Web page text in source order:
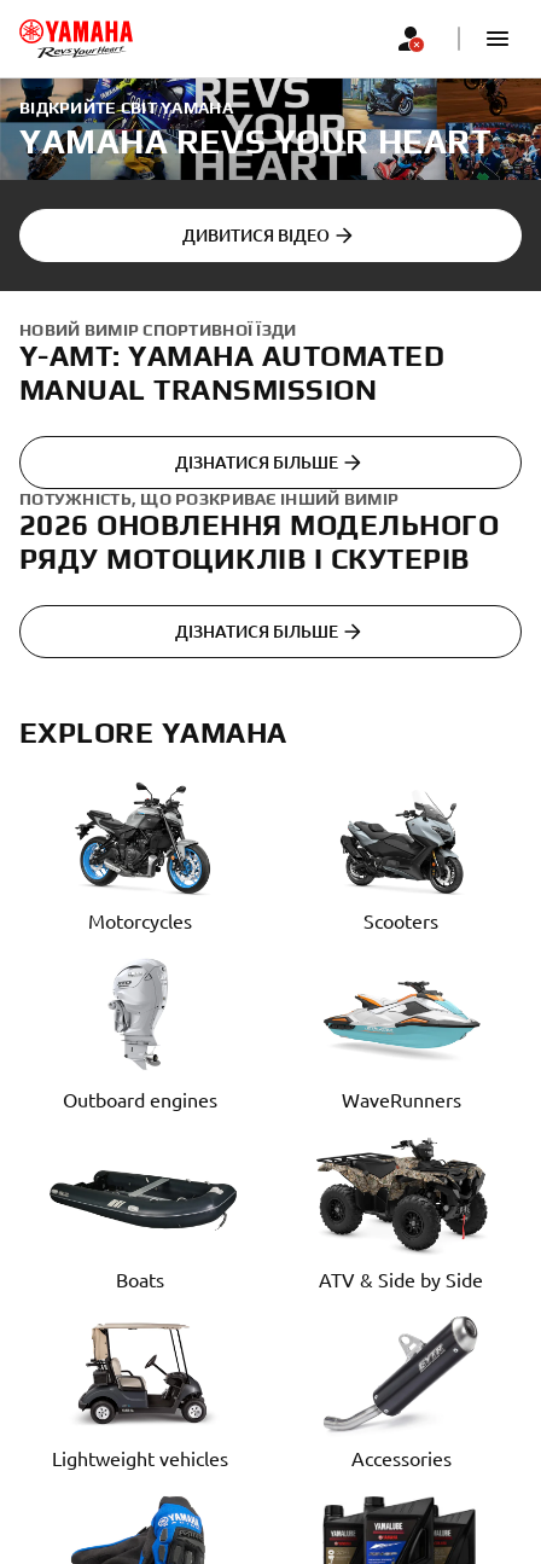
ВІДКРИЙТЕ СВІТ YAMAHA
YAMAHA REVS YOUR HEART
ДИВИТИСЯ ВІДЕО
НОВИЙ ВИМІР СПОРТИВНОЇ ЇЗДИ
Y-AMT: YAMAHA AUTOMATED
MANUAL TRANSMISSION
ДІЗНАТИСЯ БІЛЬШЕ
ПОТУЖНІСТЬ, ЩО РОЗКРИВАЄ ІНШИЙ ВИМІР
2026 ОНОВЛЕННЯ МОДЕЛЬНОГО
РЯДУ МОТОЦИКЛІВ І СКУТЕРІВ
ДІЗНАТИСЯ БІЛЬШЕ
EXPLORE YAMAHA
Motorcycles Scooters
Outboard engines WaveRunners
Boats ATV & Side by Side
Lightweight vehicles Accessories